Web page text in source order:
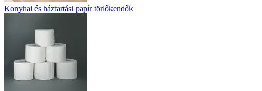
Konyhai és háztartási papír törlőkendők